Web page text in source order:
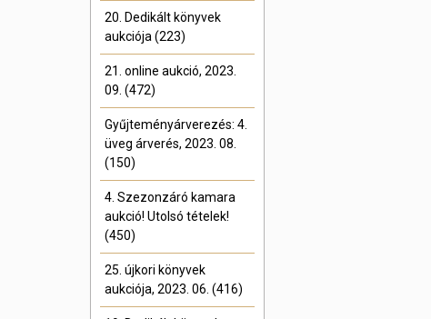
20. Dedikált könyvek
aukciója (223)
21. online aukció, 2023.
09. (472)
Gyűjteményárverezés: 4.
üveg árverés, 2023. 08.
(150)
4. Szezonzáró kamara
aukció! Utolsó tételek!
(450)
25. újkori könyvek
aukciója, 2023. 06. (416)